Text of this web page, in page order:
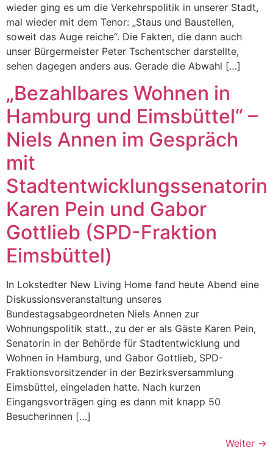
wieder ging es um die Verkehrspolitik in unserer Stadt,
mal wieder mit dem Tenor: „Staus und Baustellen,
soweit das Auge reiche“. Die Fakten, die dann auch
unser Bürgermeister Peter Tschentscher darstellte,
sehen dagegen anders aus. Gerade die Abwahl […]
„Bezahlbares Wohnen in
Hamburg und Eimsbüttel“ –
Niels Annen im Gespräch
mit
Stadtentwicklungssenatorin
Karen Pein und Gabor
Gottlieb (SPD-Fraktion
Eimsbüttel)
In Lokstedter New Living Home fand heute Abend eine
Diskussionsveranstaltung unseres
Bundestagsabgeordneten Niels Annen zur
Wohnungspolitik statt., zu der er als Gäste Karen Pein,
Senatorin in der Behörde für Stadtentwicklung und
Wohnen in Hamburg, und Gabor Gottlieb, SPD-
Fraktionsvorsitzender in der Bezirksversammlung
Eimsbüttel, eingeladen hatte. Nach kurzen
Eingangsvorträgen ging es dann mit knapp 50
Besucherinnen […]
Weiter →